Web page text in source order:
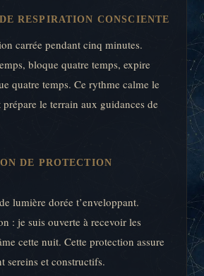
RESPIRATION CONSCIENTE
carrée pendant cinq minutes.
bloque quatre temps, expire
quatre temps. Ce rythme calme le
le terrain aux guidances de
DE PROTECTION
lumière dorée t’enveloppant.
: je suis ouverte à recevoir les
cette nuit. Cette protection assure
sereins et constructifs.